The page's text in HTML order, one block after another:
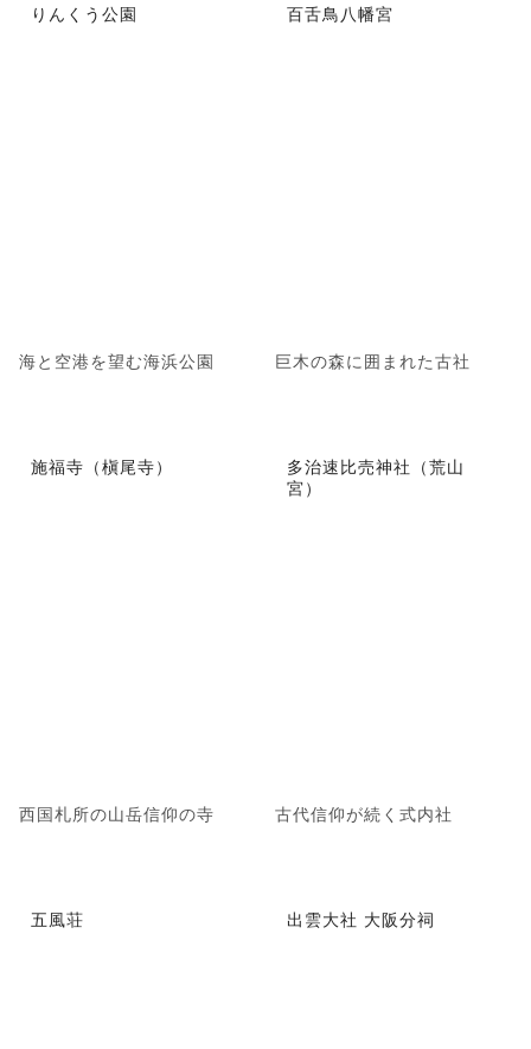
りんくう公園
海と空港を望む海浜公園
百舌鳥八幡宮
巨木の森に囲まれた古社
施福寺（槇尾寺）
西国札所の山岳信仰の寺
多治速比売神社（荒山
宮）
古代信仰が続く式内社
五風荘 出雲大社 大阪分祠